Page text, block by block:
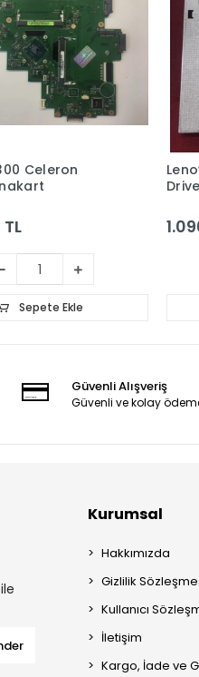
Celeron
Sepete Ekle
Drive
Güvenli Alışveriş
Güvenli ve kolay
Kurumsal
Hakkımızda
Gizlilik
Kullanıcı
İletişim
Kargo, İade ve